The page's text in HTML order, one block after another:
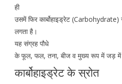
ही
उसमें फिर कार्बोहाइड्रेट (Carbohydrate)
लगता है।
यह संग्रह पौधे
के फूल, फल, तना, बीज व मुख्य रूप में जड़ में
कार्बोहाइड्रेट के स्रोत